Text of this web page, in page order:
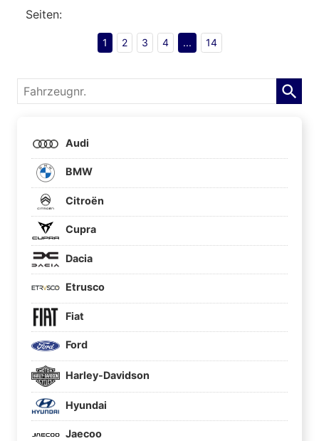
Seiten:
1 2 3 4 ... 14
Fahrzeugnr.
Audi
BMW
Citroën
Cupra
Dacia
Etrusco
Fiat
Ford
Harley-Davidson
Hyundai
Jaecoo